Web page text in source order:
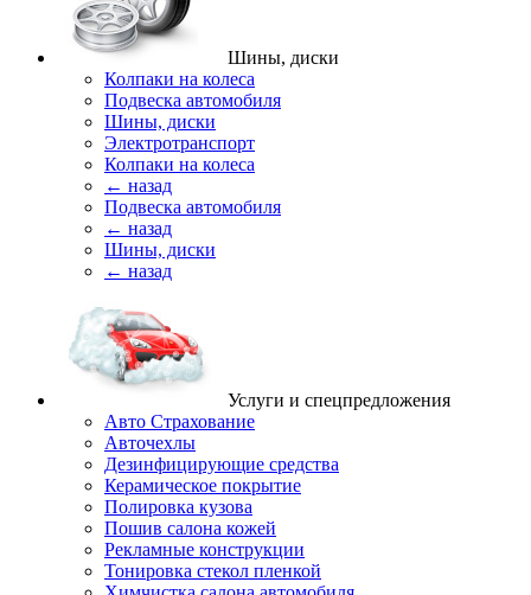
Шины, диски
Колпаки на колеса
Подвеска автомобиля
Шины, диски
Электротранспорт
Колпаки на колеса
← назад
Подвеска автомобиля
← назад
Шины, диски
← назад
Услуги и спецпредложения
Авто Страхование
Авточехлы
Дезинфицирующие средства
Керамическое покрытие
Полировка кузова
Пошив салона кожей
Рекламные конструкции
Тонировка стекол пленкой